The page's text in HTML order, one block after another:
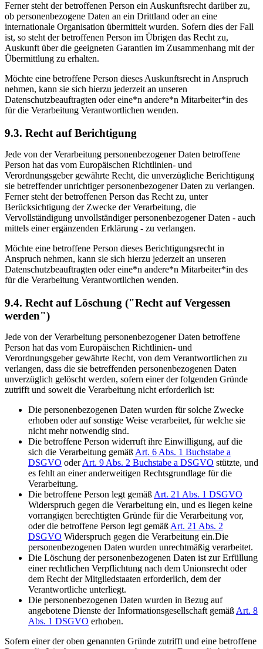
Ferner steht der betroffenen Person ein Auskunftsrecht darüber zu,
ob personenbezogene Daten an ein Drittland oder an eine
internationale Organisation übermittelt wurden. Sofern dies der Fall
ist, so steht der betroffenen Person im Übrigen das Recht zu,
Auskunft über die geeigneten Garantien im Zusammenhang mit der
Übermittlung zu erhalten.
Möchte eine betroffene Person dieses Auskunftsrecht in Anspruch
nehmen, kann sie sich hierzu jederzeit an unseren
Datenschutzbeauftragten oder eine*n andere*n Mitarbeiter*in des
für die Verarbeitung Verantwortlichen wenden.
9.3. Recht auf Berichtigung
Jede von der Verarbeitung personenbezogener Daten betroffene
Person hat das vom Europäischen Richtlinien- und
Verordnungsgeber gewährte Recht, die unverzügliche Berichtigung
sie betreffender unrichtiger personenbezogener Daten zu verlangen.
Ferner steht der betroffenen Person das Recht zu, unter
Berücksichtigung der Zwecke der Verarbeitung, die
Vervollständigung unvollständiger personenbezogener Daten - auch
mittels einer ergänzenden Erklärung - zu verlangen.
Möchte eine betroffene Person dieses Berichtigungsrecht in
Anspruch nehmen, kann sie sich hierzu jederzeit an unseren
Datenschutzbeauftragten oder eine*n andere*n Mitarbeiter*in des
für die Verarbeitung Verantwortlichen wenden.
9.4. Recht auf Löschung ("Recht auf Vergessen
werden")
Jede von der Verarbeitung personenbezogener Daten betroffene
Person hat das vom Europäischen Richtlinien- und
Verordnungsgeber gewährte Recht, von dem Verantwortlichen zu
verlangen, dass die sie betreffenden personenbezogenen Daten
unverzüglich gelöscht werden, sofern einer der folgenden Gründe
zutrifft und soweit die Verarbeitung nicht erforderlich ist:
Die personenbezogenen Daten wurden für solche Zwecke
erhoben oder auf sonstige Weise verarbeitet, für welche sie
nicht mehr notwendig sind.
Die betroffene Person widerruft ihre Einwilligung, auf die
sich die Verarbeitung gemäß Art. 6 Abs. 1 Buchstabe a
DSGVO oderArt. 9 Abs. 2 Buchstabe a DSGVO stützte, und
es fehlt an einer anderweitigen Rechtsgrundlage für die
Verarbeitung.
Die betroffene Person legt gemäß Art. 21 Abs. 1 DSGVO
Widerspruch gegen die Verarbeitung ein, und es liegen keine
vorrangigen berechtigten Gründe für die Verarbeitung vor,
oder die betroffene Person legt gemäß Art. 21 Abs. 2
DSGVO Widerspruch gegen die Verarbeitung ein.Die
personenbezogenen Daten wurden unrechtmäßig verarbeitet.
Die Löschung der personenbezogenen Daten ist zur Erfüllung
einer rechtlichen Verpflichtung nach dem Unionsrecht oder
dem Recht der Mitgliedstaaten erforderlich, dem der
Verantwortliche unterliegt.
Die personenbezogenen Daten wurden in Bezug auf
angebotene Dienste der Informationsgesellschaft gemäß Art. 8
Abs. 1 DSGVO erhoben.
Sofern einer der oben genannten Gründe zutrifft und eine betroffene